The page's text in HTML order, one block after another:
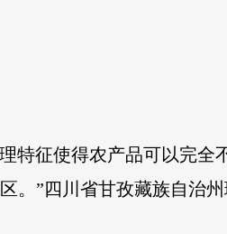
特征使得农产品可以完全
。”四川省甘孜藏族自治